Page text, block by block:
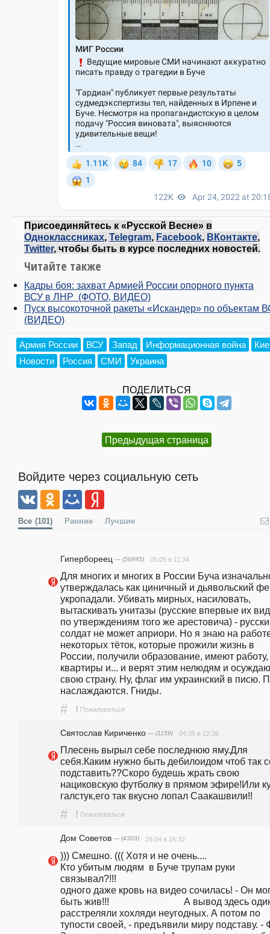
Присоединяйтесь к «Русской Весне» в
Одноклассниках, Telegram, Facebook, ВКонтакте,
Twitter, чтобы быть в курсе последних новостей.
Читайте также
Кадры боя: захват Армией России опорного пункта
ВСУ в ЛНР (ФОТО, ВИДЕО)
Пуск высокоточной ракеты «Искандер» по объектам
(ВИДЕО)
Армия России ВСУ Запад Информационная война
Новости
Россия СМИ Украина
ПОДЕЛИТЬСЯ
Предыдущая страница
Войдите через социальную сеть
Все (101) Ранние Лучшие
Гипербореец — (56995) 05.05 в 11:34
Для многих и многих в России Буча
утверждалась как циничный и дьявольский
укропадали. Убивать мирных, насиловать,
вытаскивать унитазы (русские впервые их
по утверждениям того же арестовича) -
солдат не может априори. Но я знаю на
некоторых тёток, которые прожили жизнь в
России, получили образование, имеют работу,
квартиры и... и верят этим нелюдям и
свою страну. Ну, флаг им украинский в писю.
наслаждаются. Гниды.
# ! Пожаловаться
Святослав Кириченко — (1159) 04.05 в 22:36
Плесень вырыл себе последнюю яму.Для
себя.Каким нужно быть дебилоидом чтоб так
подставить??Скоро будешь жрать свою
нациковскую футболку в прямом эфире!Или
галстук,его так вкусно лопал Саакашвили!!
# ! Пожаловаться
Дом Советов — (4303) 28.04 в 16:32
))) Смешно. ((( Хотя и не очень....
Кто убитым людям  в Буче трупам руки
связывал?!!!
одного даже кровь на видео сочилась! - Он
быть жив!!!                               А вывод здесь
расстреляли хохляди неугодных. А потом по
тупости своей, - предъявили миру подставу. -